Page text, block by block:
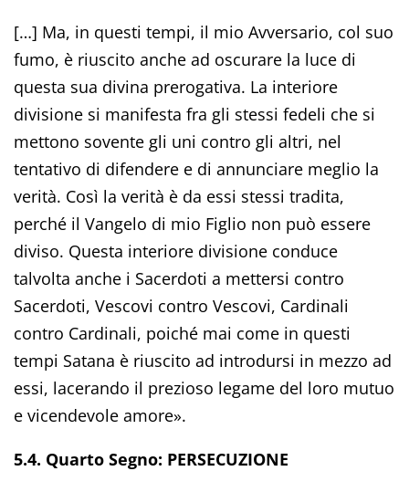
[…] Ma, in questi tempi, il mio Avversario, col suo
fumo, è riuscito anche ad oscurare la luce di
questa sua divina prerogativa. La interiore
divisione si manifesta fra gli stessi fedeli che si
mettono sovente gli uni contro gli altri, nel
tentativo di difendere e di annunciare meglio la
verità. Così la verità è da essi stessi tradita,
perché il Vangelo di mio Figlio non può essere
diviso. Questa interiore divisione conduce
talvolta anche i Sacerdoti a mettersi contro
Sacerdoti, Vescovi contro Vescovi, Cardinali
contro Cardinali, poiché mai come in questi
tempi Satana è riuscito ad introdursi in mezzo ad
essi, lacerando il prezioso legame del loro mutuo
e vicendevole amore».
5.4. Quarto Segno: PERSECUZIONE